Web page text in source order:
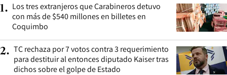
1. Los tres extranjeros que Carabineros detuvo
con más de $540 millones en billetes en
Coquimbo
2. TC rechaza por 7 votos contra 3 requerimiento
para destituir al entonces diputado Kaiser tras
dichos sobre el golpe de Estado